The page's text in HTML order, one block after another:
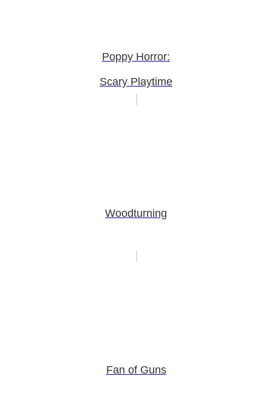
Poppy Horror:
Scary Playtime
Woodturning
Fan of Guns